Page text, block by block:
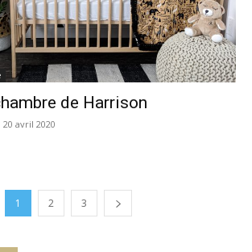
de Harrison
20 avril 2020
1 2 3